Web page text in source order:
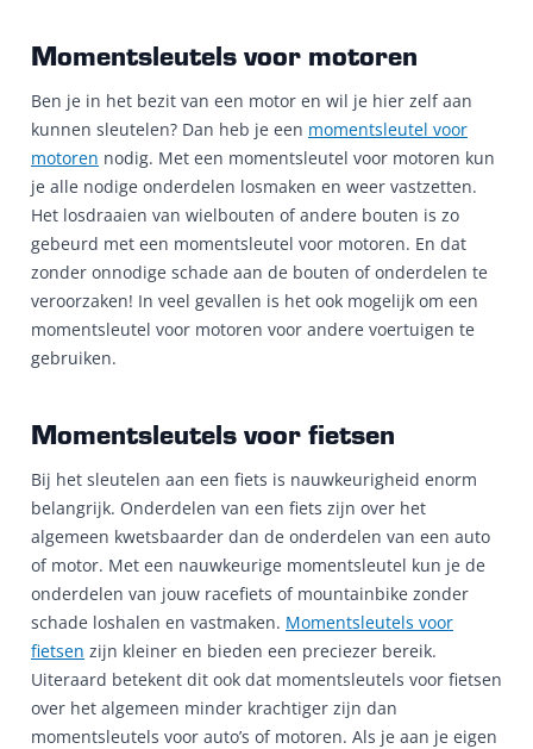
Momentsleutels voor motoren
Ben je in het bezit van een motor en wil je hier zelf aan
kunnen sleutelen? Dan heb je een momentsleutel voor
motoren nodig. Met een momentsleutel voor motoren kun
je alle nodige onderdelen losmaken en weer vastzetten.
Het losdraaien van wielbouten of andere bouten is zo
gebeurd met een momentsleutel voor motoren. En dat
zonder onnodige schade aan de bouten of onderdelen te
veroorzaken! In veel gevallen is het ook mogelijk om een
momentsleutel voor motoren voor andere voertuigen te
gebruiken.
Momentsleutels voor fietsen
Bij het sleutelen aan een fiets is nauwkeurigheid enorm
belangrijk. Onderdelen van een fiets zijn over het
algemeen kwetsbaarder dan de onderdelen van een auto
of motor. Met een nauwkeurige momentsleutel kun je de
onderdelen van jouw racefiets of mountainbike zonder
schade loshalen en vastmaken. Momentsleutels voor
fietsen zijn kleiner en bieden een preciezer bereik.
Uiteraard betekent dit ook dat momentsleutels voor fietsen
over het algemeen minder krachtiger zijn dan
momentsleutels voor auto’s of motoren. Als je aan je eigen